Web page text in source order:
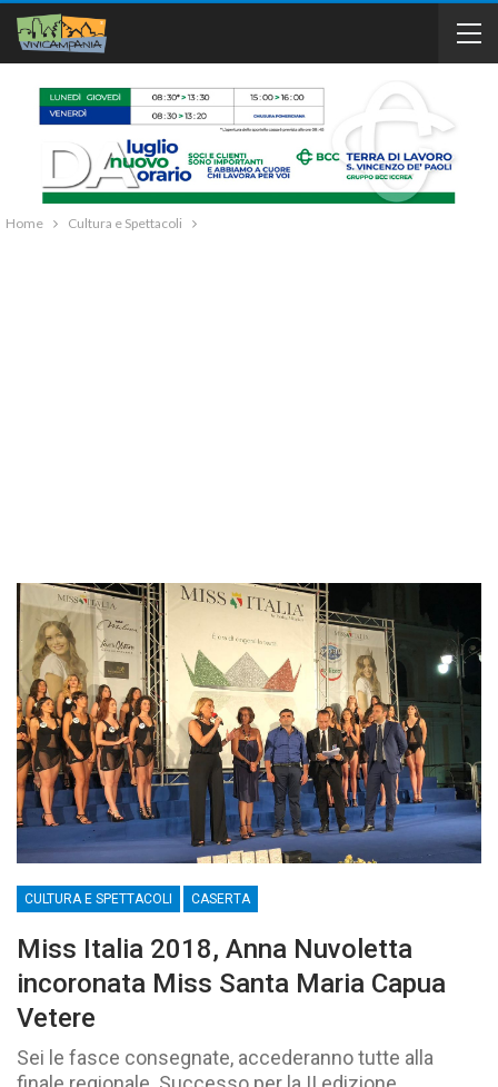
Home Cultura e Spettacoli
CULTURA E SPETTACOLI CASERTA
Miss Italia 2018, Anna Nuvoletta
incoronata Miss Santa Maria Capua
Vetere
Sei le fasce consegnate, accederanno tutte alla